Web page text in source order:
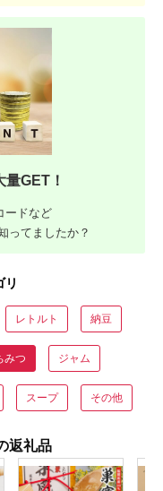
GET！
ードなど
ってましたか？
リ
レトルト 納豆
みつ ジャム
スープ その他
返礼品